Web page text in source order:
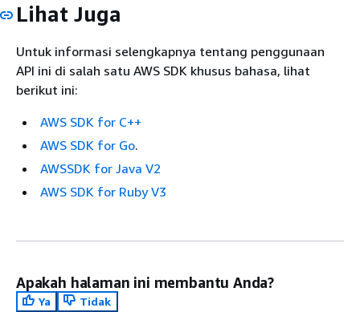
Lihat Juga
Untuk informasi selengkapnya tentang penggunaan
API ini di salah satu AWS SDK khusus bahasa, lihat
berikut ini:
AWS SDK for C++
AWS SDK for Go.
AWSSDK for Java V2
AWS SDK for Ruby V3
Apakah halaman ini membantu Anda?
Ya
Tidak